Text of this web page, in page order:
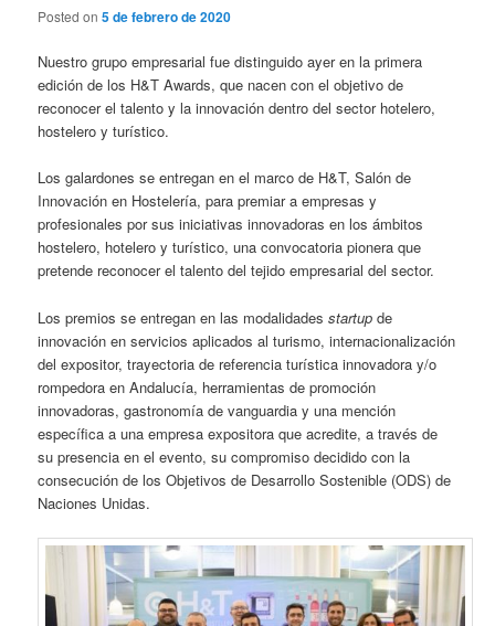
Posted on5 de febrero de 2020
Nuestro grupo empresarial fue distinguido ayer en la primera
edición de los H&T Awards, que nacen con el objetivo de
reconocer el talento y la innovación dentro del sector hotelero,
hostelero y turístico.
Los galardones se entregan en el marco de H&T, Salón de
Innovación en Hostelería, para premiar a empresas y
profesionales por sus iniciativas innovadoras en los ámbitos
hostelero, hotelero y turístico, una convocatoria pionera que
pretende reconocer el talento del tejido empresarial del sector.
Los premios se entregan en las modalidadesstartupde
innovación en servicios aplicados al turismo, internacionalización
del expositor, trayectoria de referencia turística innovadora y/o
rompedora en Andalucía, herramientas de promoción
innovadoras, gastronomía de vanguardia y una mención
específica a una empresa expositora que acredite, a través de
su presencia en el evento, su compromiso decidido con la
consecución de los Objetivos de Desarrollo Sostenible (ODS) de
Naciones Unidas.